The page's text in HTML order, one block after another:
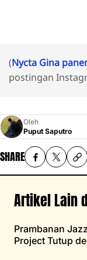
(Nycta Gina
postingan
Oleh
Puput Saputro
SHARE
Artikel Lain
Prambanan
Project Tutup